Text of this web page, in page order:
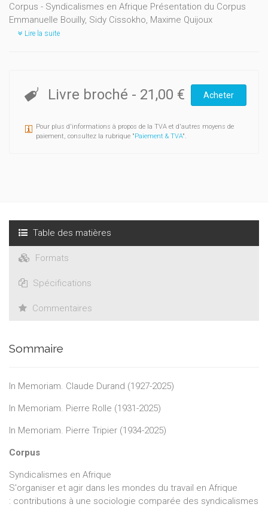
Corpus - Syndicalismes en Afrique Présentation du Corpus
Emmanuelle Bouilly, Sidy Cissokho, Maxime Quijoux
Lire la suite
Livre broché - 21,00 € Acheter
Pour plus d'informations à propos de la TVA et d'autres moyens de
paiement, consultez la rubrique "Paiement & TVA".
Table des matières
Formats
Spécifications
Commentaires
Sommaire
In Memoriam. Claude Durand (1927-2025)
In Memoriam. Pierre Rolle (1931-2025)
In Memoriam. Pierre Tripier (1934-2025)
Corpus
Syndicalismes en Afrique
S'organiser et agir dans les mondes du travail en Afrique
: contributions à une sociologie comparée des syndicalismes